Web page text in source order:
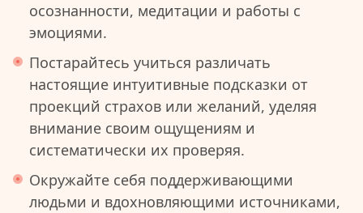
осознанности, медитации и работы с
эмоциями.
Постарайтесь учиться различать
настоящие интуитивные подсказки от
проекций страхов или желаний, уделяя
внимание своим ощущениям и
систематически их проверяя.
Окружайте себя поддерживающими
людьми и вдохновляющими источниками,